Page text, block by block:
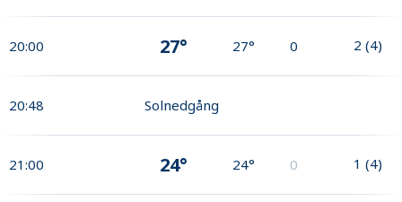
20:00 27° 27° 0 2 (4)
20:48 Solnedgång
21:00 24° 24° 0 1 (4)